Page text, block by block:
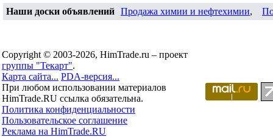
Наши доски объявлений Продажа химии и нефтехимии,
Copyright © 2003-2026, HimTrade.ru – проект
группы "Текарт".
Карта сайта... PDA-версия...
При любом использовании материалов
HimTrade.RU ссылка обязательна.
Политика конфиденциальности
Пользовательское соглашение
Реклама на HimTrade.RU